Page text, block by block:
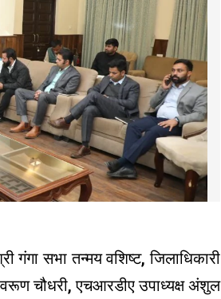
गंगा सभा तन्मय वशिष्ट, जिलाधिकारी
चौधरी, एचआरडीए उपाध्यक्ष अंशुल